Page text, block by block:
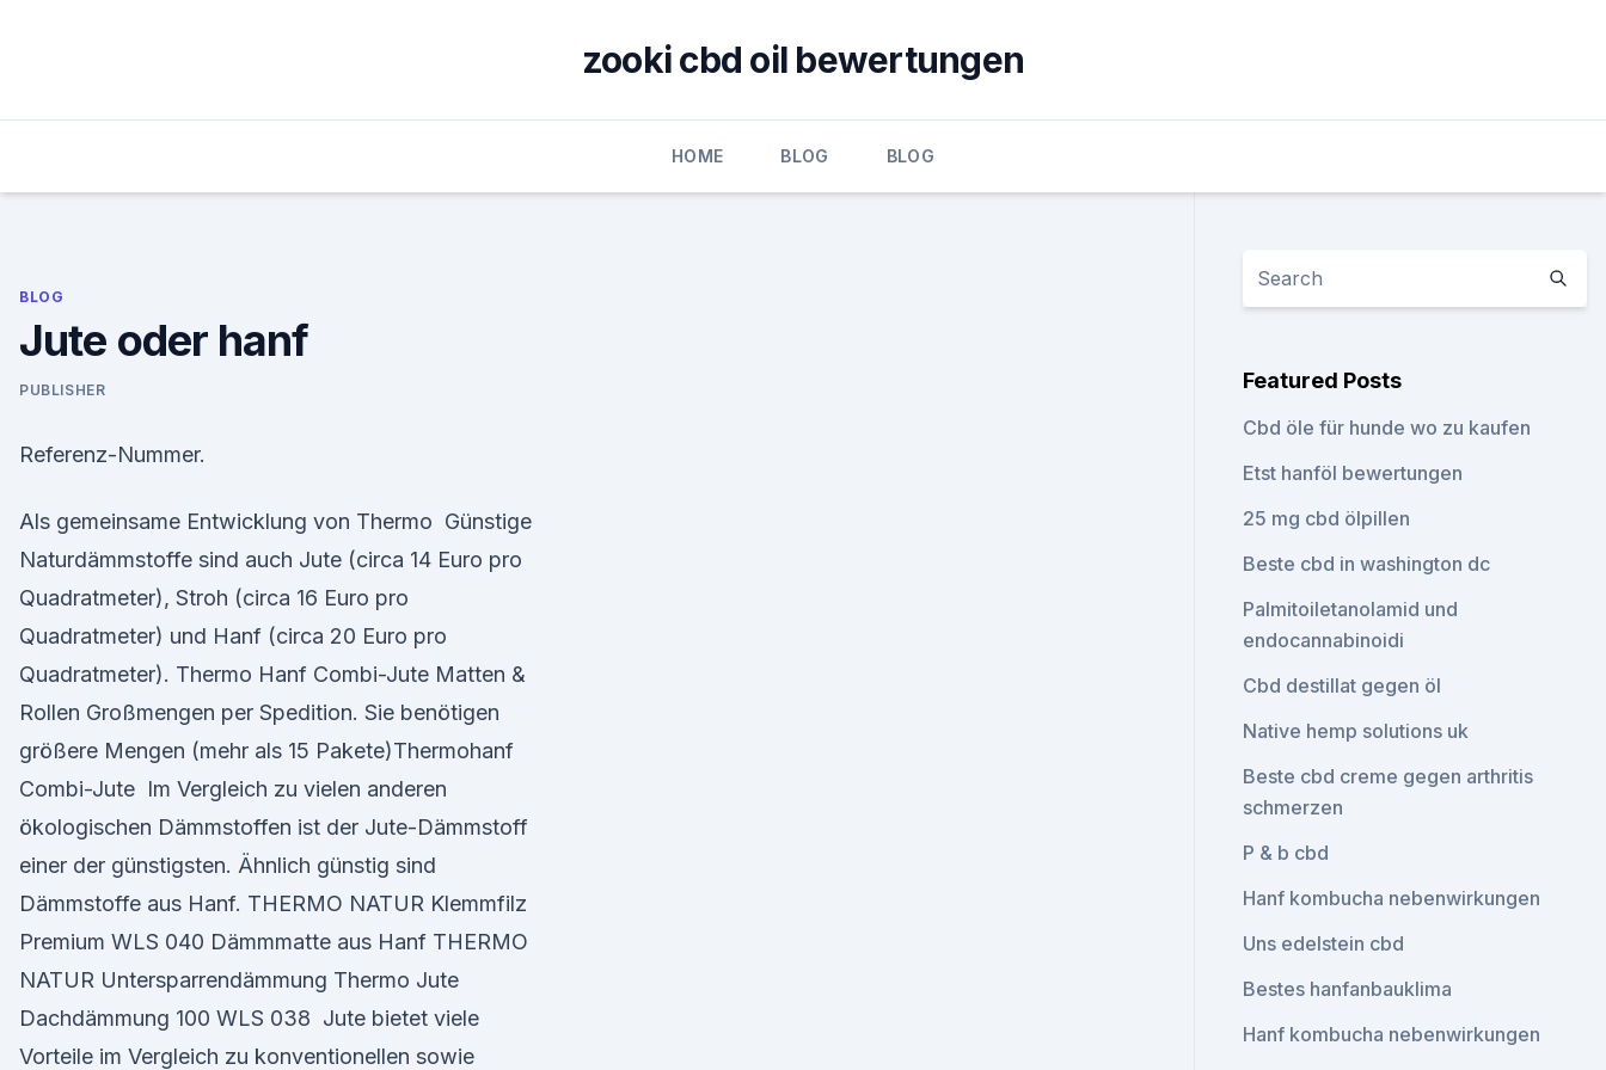
zooki cbd oil bewertungen
HOME BLOG BLOG
BLOG
Jute oder hanf
PUBLISHER
Referenz-Nummer.
Als gemeinsame Entwicklung von Thermo Günstige
Naturdämmstoffe sind auch Jute (circa 14 Euro pro
Quadratmeter), Stroh (circa 16 Euro pro
Quadratmeter) und Hanf (circa 20 Euro pro
Quadratmeter). Thermo Hanf Combi-Jute Matten &
Rollen Großmengen per Spedition. Sie benötigen
größere Mengen (mehr als 15 Pakete)Thermohanf
Combi-Jute Im Vergleich zu vielen anderen
ökologischen Dämmstoffen ist der Jute-Dämmstoff
einer der günstigsten. Ähnlich günstig sind
Dämmstoffe aus Hanf. THERMO NATUR Klemmfilz
Premium WLS 040 Dämmmatte aus Hanf THERMO
NATUR Untersparrendämmung Thermo Jute
Dachdämmung 100 WLS 038 Jute bietet viele
Vorteile im Vergleich zu konventionellen sowie
Featured Posts
Cbd öle für hunde wo zu kaufen
Etst hanföl bewertungen
25 mg cbd ölpillen
Beste cbd in washington dc
Palmitoiletanolamid und
endocannabinoidi
Cbd destillat gegen öl
Native hemp solutions uk
Beste cbd creme gegen arthritis
schmerzen
P & b cbd
Hanf kombucha nebenwirkungen
Uns edelstein cbd
Bestes hanfanbauklima
Hanf kombucha nebenwirkungen